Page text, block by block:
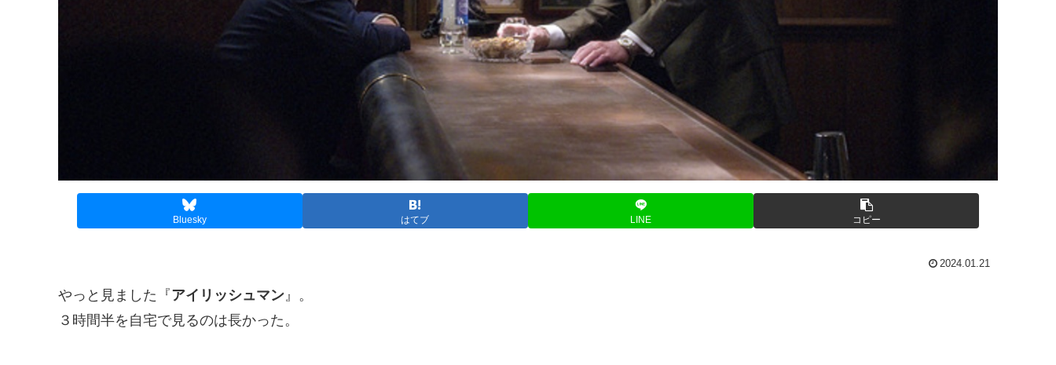
Bluesky はてブ LINE コピー
2024.01.21
やっと見ました『アイリッシュマン』。
３時間半を自宅で見るのは長かった。